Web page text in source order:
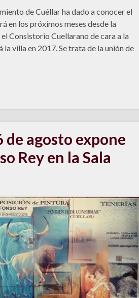
de Cuéllar ha dado a conocer el
en los próximos meses desde la
Consistorio Cuellarano de cara a la
villa en 2017. Se trata de la unión de
de agosto expone
Rey en la Sala